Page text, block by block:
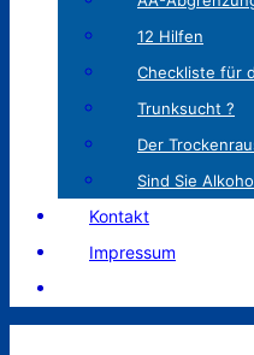
12 Hilfen
Checkliste für
Trunksucht ?
Der
Sind Sie
Kontakt
Impressum